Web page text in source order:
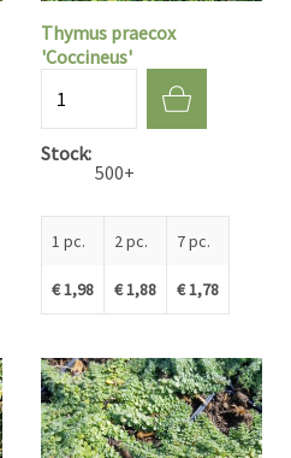
Thymus praecox
'Coccineus'
Stock
500+
1 pc.
€ 1,98
2 pc.
€ 1,88
7 pc.
€ 1,78